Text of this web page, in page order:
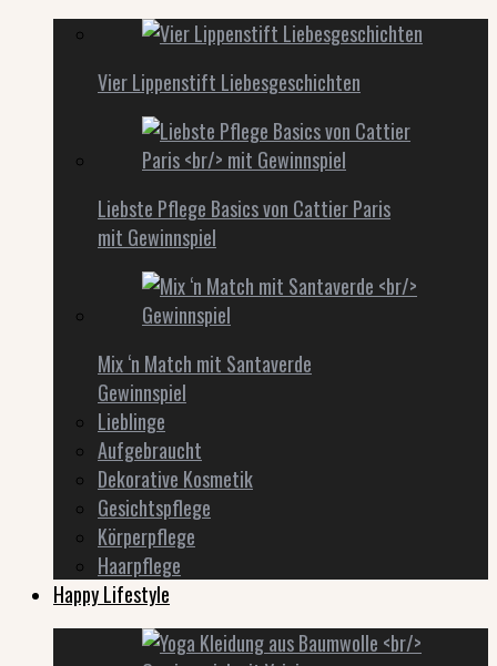
Vier Lippenstift Liebesgeschichten
Liebste Pflege Basics von Cattier Paris
mit Gewinnspiel
Mix ‘n Match mit Santaverde
Gewinnspiel
Lieblinge
Aufgebraucht
Dekorative Kosmetik
Gesichtspflege
Körperpflege
Haarpflege
Happy Lifestyle